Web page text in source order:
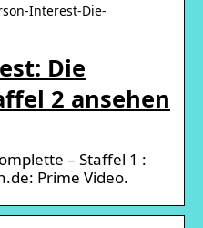
Interest-Die-
Die
2 ansehen
– Staffel 1 :
Prime Video.